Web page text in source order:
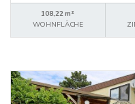
108,22 m²
WOHNFLÄCHE